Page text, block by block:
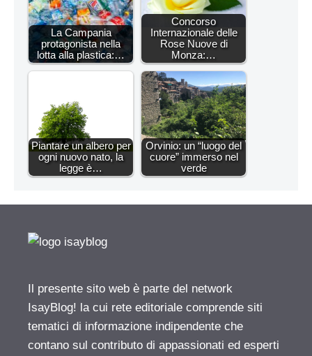
La Campania
protagonista nella
lotta alla plastica:…
Concorso
Internazionale delle
Rose Nuove di
Monza:…
Piantare un albero per
ogni nuovo nato, la
legge è…
Orvinio: un “luogo del
cuore” immerso nel
verde
Il presente sito web è parte del network
IsayBlog! la cui rete editoriale comprende siti
tematici di informazione indipendente che
contano sul contributo di appassionati ed esperti